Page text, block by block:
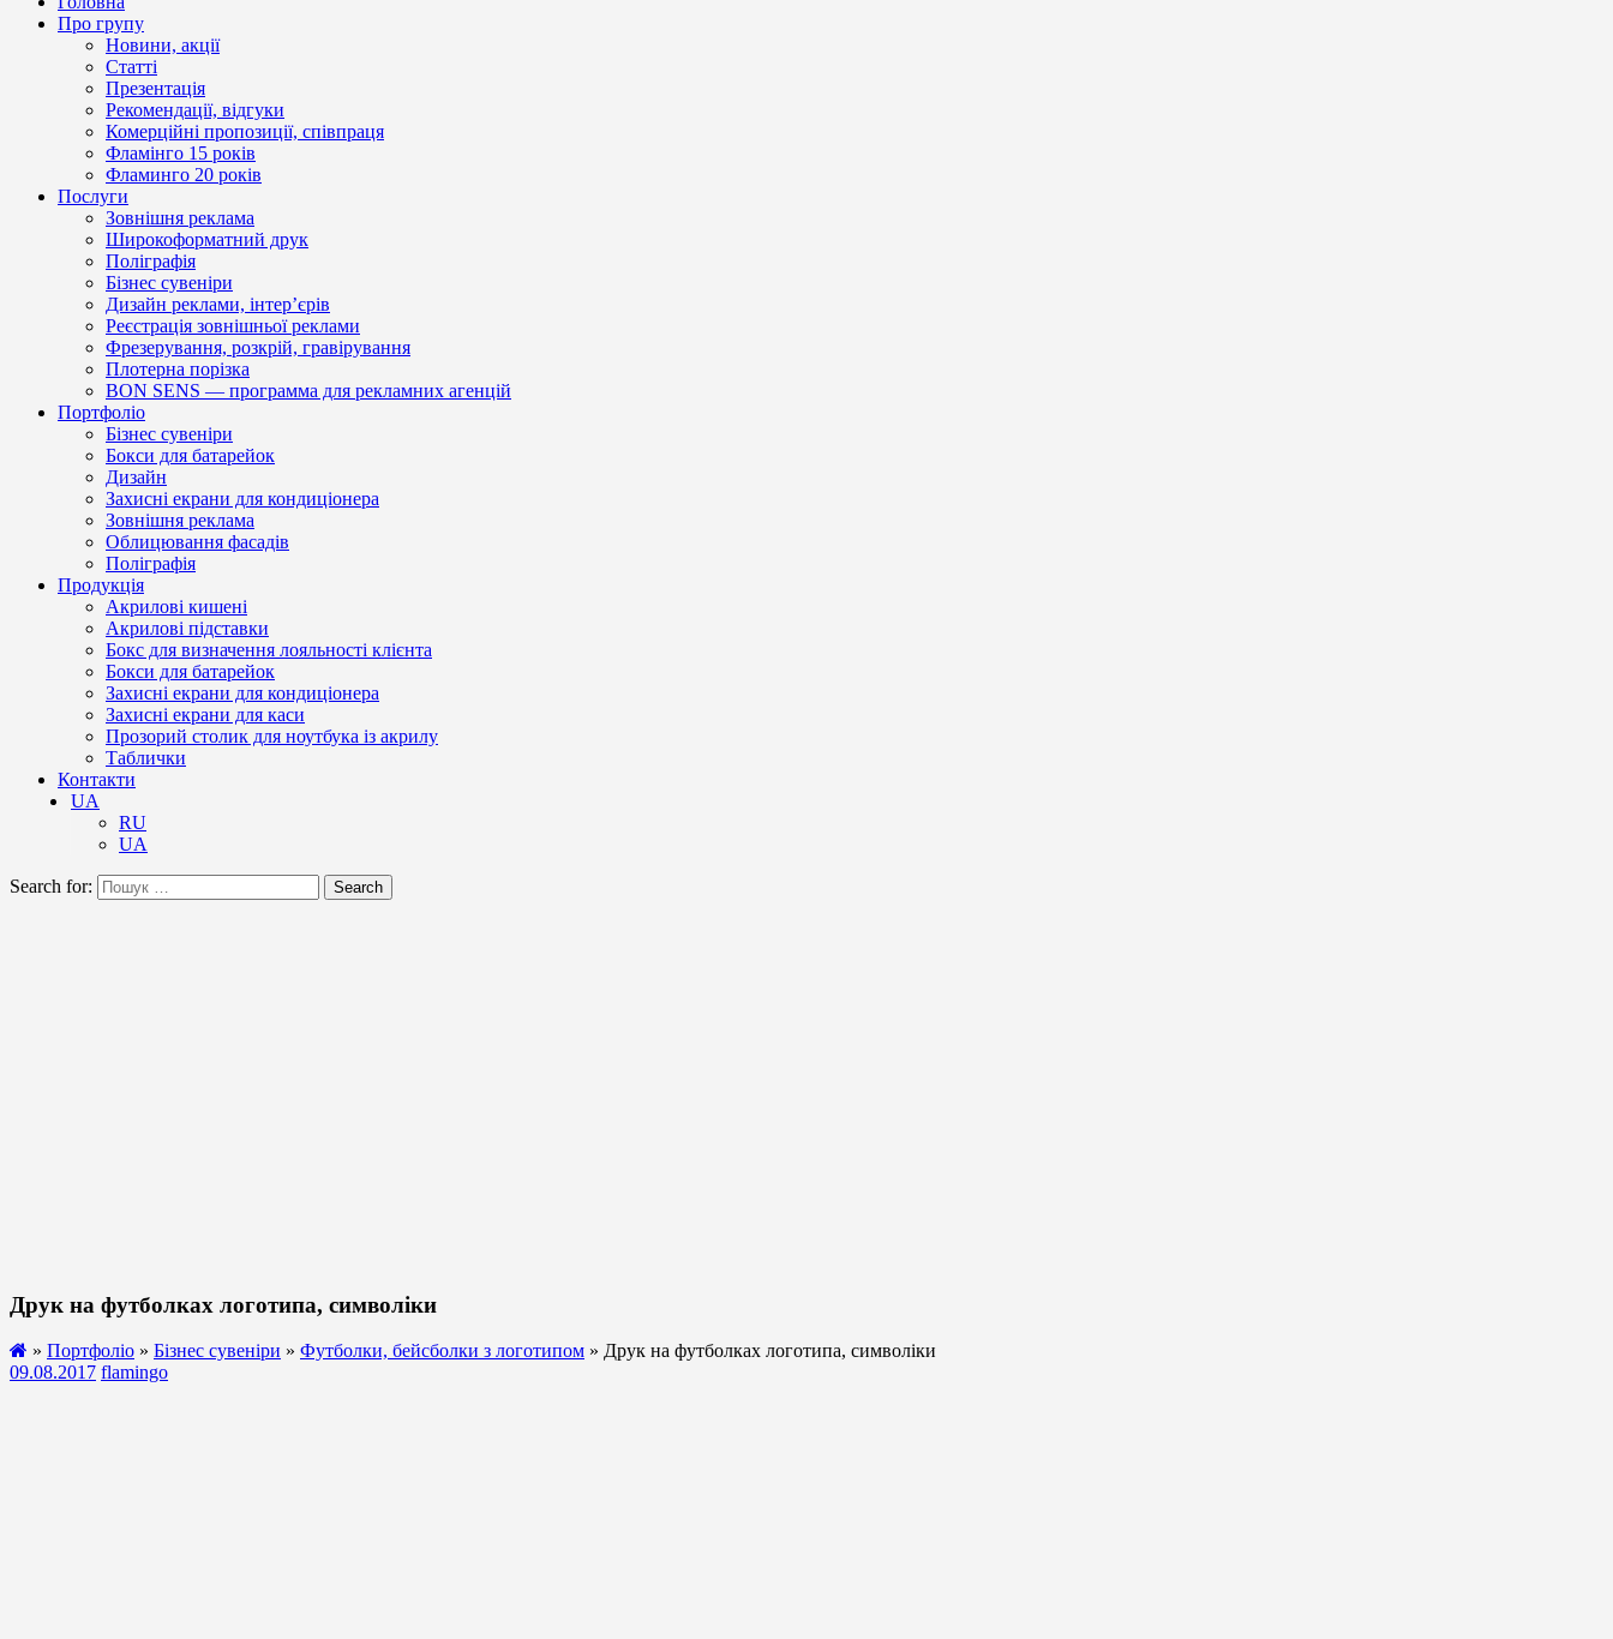
Про групу
Новини, акції
Статті
Презентація
Рекомендації, відгуки
Комерційні пропозиції, співпраця
Фламінго 15 років
Фламинго 20 років
Послуги
Зовнішня реклама
Широкоформатний друк
Поліграфія
Бізнес сувеніри
Дизайн реклами, інтер’єрів
Реєстрація зовнішньої реклами
Фрезерування, розкрій, гравірування
Плотерна порізка
BON SENS — программа для рекламних агенцій
Портфоліо
Бізнес сувеніри
Бокси для батарейок
Дизайн
Захисні екрани для кондиціонера
Зовнішня реклама
Облицювання фасадів
Поліграфія
Продукція
Акрилові кишені
Акрилові підставки
Бокс для визначення лояльності клієнта
Бокси для батарейок
Захисні екрани для кондиціонера
Захисні екрани для каси
Прозорий столик для ноутбука із акрилу
Таблички
Контакти
UA
RU
UA
Search for: Search
Друк на футболках логотипа, символіки
» Портфоліо » Бізнес сувеніри » Футболки, бейсболки з логотипом » Друк на футболках логотипа, символіки
09.08.2017 flamingo